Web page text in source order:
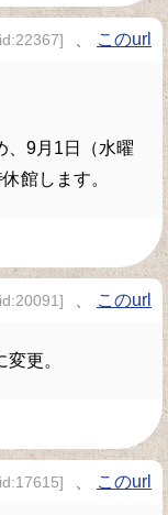
このurl
、9月1日（水曜
館します。
このurl
更。
このurl